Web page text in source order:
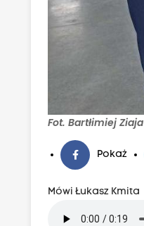
Fot. Bartłimiej Ziaja
Pokaż
Mówi Łukasz Kmita